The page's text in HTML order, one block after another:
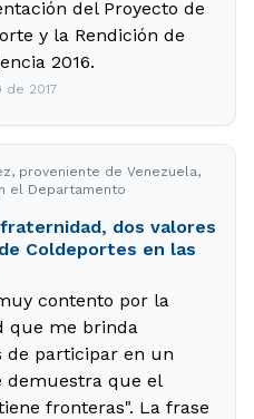
del Proyecto de
y la Rendición de
2016.
de 2017
proveniente de Venezuela,
el Departamento
dos valores
Coldeportes en las
contento por la
que me brinda
de participar en un
demuestra que el
fronteras". La frase